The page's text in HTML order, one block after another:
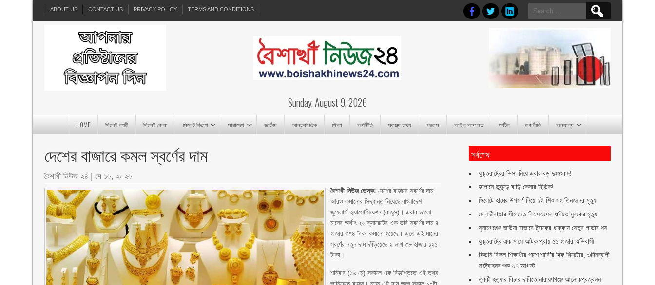
ABOUT US CONTACT US PRIVACY POLICY TERMS AND CONDITIONS
Search
for:
Sunday, August 9, 2026
HOME সিলেট নগরী সিলেট জেলা সিলেট বিভাগ সারাদেশ জাতীয় আন্তর্জাতিক শিক্ষা অর্থনীতি স্বাস্থ্য তথ্য প্রবাস আইন আদালত পর্যটন রাজনীতি অন্যান্য
দেশের বাজারে কমল স্বর্ণের দাম
বৈশাখী নিউজ ২৪ |মে ১৬, ২০২৬
বৈশাখী নিউজ ডেস্ক: দেশের বাজারে স্বর্ণের দাম
আরও কমানোর সিদ্ধান্ত নিয়েছে বাংলাদেশ
জুয়েলার্স অ্যাসোসিয়েশন (বাজুস)। এবার ভালো
মানের অর্থাৎ ২২ ক্যারেটের এক ভরি স্বর্ণের দাম ৪
হাজার ৩৭৪ টাকা কমানো হয়েছে। এতে এই মানের
স্বর্ণের নতুন দাম দাঁড়িয়েছে ২ লাখ ৩৮ হাজার ১২১
টাকা।
শনিবার (১৬ মে) সকালে এক বিজ্ঞপ্তিতে এই তথ্য
জানিয়েছে বাজুস। নতুন এই দাম আজ সকাল ১০টা
সর্বশেষ
যুক্তরাষ্ট্রের ভিসা নিয়ে এবার বড় দুঃসংবাদ!
জাপানে ভুতুড়ে বাড়ি কেনার হিড়িক!
সিলেটে হামের উপসর্গ নিয়ে দুই শিশু সহ তিনজনের মৃত্যু
মৌলভীবাজার সীমান্তে বিএসএফের গুলিতে যুবকের ‍মৃত্যু
সুনামগঞ্জের জাউয়া বাজারে ট্রাকের ধাক্কায় সেতুর গার্ডার ধস
যুক্তরাষ্ট্রে এক মাসে আটক প্রায় ৫১ হাজার অভিবাসী
কিডনি বিকল শিক্ষার্থীর পাশে শাবি’র দিক থিয়েটার, ৩দিনব্যাপী
নাট্যোৎসব শুরু ২৭ আগস্ট
ত্বকী হত্যার বিচার দাবিতে নারায়ণগঞ্জে আলোকপ্রজ্বলন